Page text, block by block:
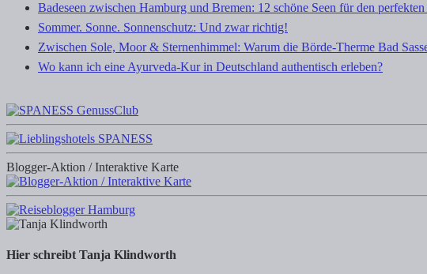
Badeseen zwischen Hamburg und Bremen: 12 schöne Seen für den perfekten
Sommer. Sonne. Sonnenschutz: Und zwar richtig!
Zwischen Sole, Moor & Sternenhimmel: Warum die Börde-Therme Bad
Wo kann ich eine Ayurveda-Kur in Deutschland authentisch erleben?
Blogger-Aktion / Interaktive Karte
Hier schreibt Tanja Klindworth